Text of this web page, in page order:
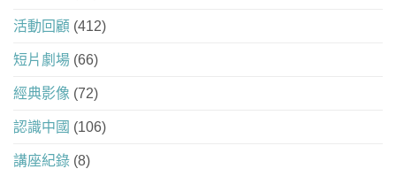
活動回顧 (412)
短片劇場 (66)
經典影像 (72)
認識中國 (106)
講座紀錄 (8)